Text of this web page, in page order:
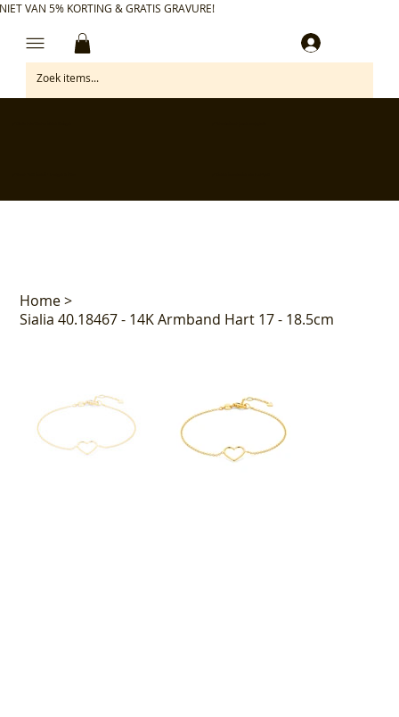
VAN 5% KORTING & GRATIS GRAVURE!
Home>
Sialia 40.18467 - 14K Armband Hart 17 - 18.5cm